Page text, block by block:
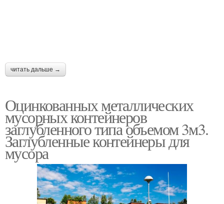
читать дальше →
Оцинкованных металлических
мусорных контейнеров
заглубленного типа объемом 3м3.
Заглубленные контейнеры для
мусора